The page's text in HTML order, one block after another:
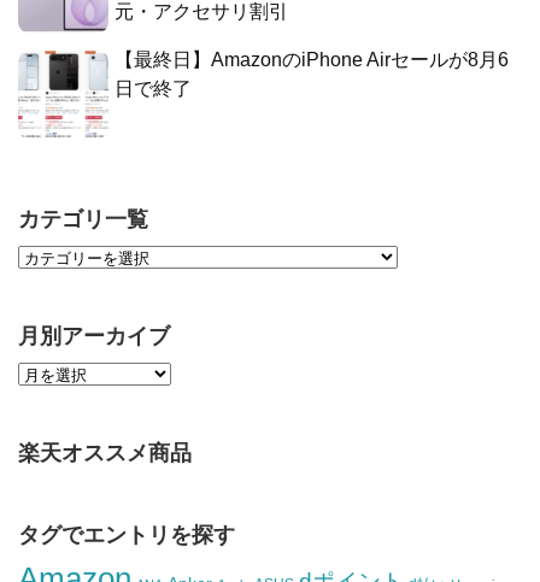
元・アクセサリ割引
【最終日】AmazonのiPhone Airセールが8月6
日で終了
カテゴリ一覧
月別アーカイブ
楽天オススメ商品
タグでエントリを探す